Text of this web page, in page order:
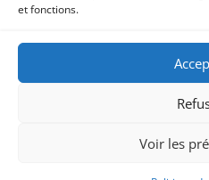
et fonctions.
Voir les
Mentions